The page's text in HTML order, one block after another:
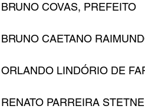
BRUNO COVAS, PREFEITO
BRUNO CAETANO
ORLANDO LINDÓRIO DE
RENATO PARREIRA